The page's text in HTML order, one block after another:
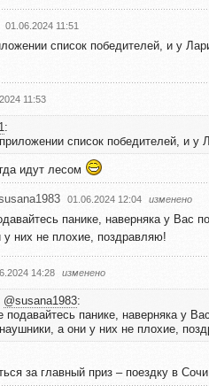
01.06.2024 11:51
список победителей, и у
11:53
:
приложении список победителей, и
идут лесом
01.06.2024 12:04 изменено
панике, наверняка у Вас
у них не плохие, поздравляю!
14:28 изменено
@susana1983:
подавайтесь панике, наверняка у
а они у них не плохие,
за главный приз – поездку в